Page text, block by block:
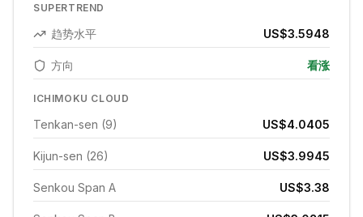
SUPERTREND
趋势水平 US$3.5948
方向 看涨
ICHIMOKU CLOUD
Tenkan-sen (9) US$4.0405
Kijun-sen (26) US$3.9945
Senkou Span A US$3.38